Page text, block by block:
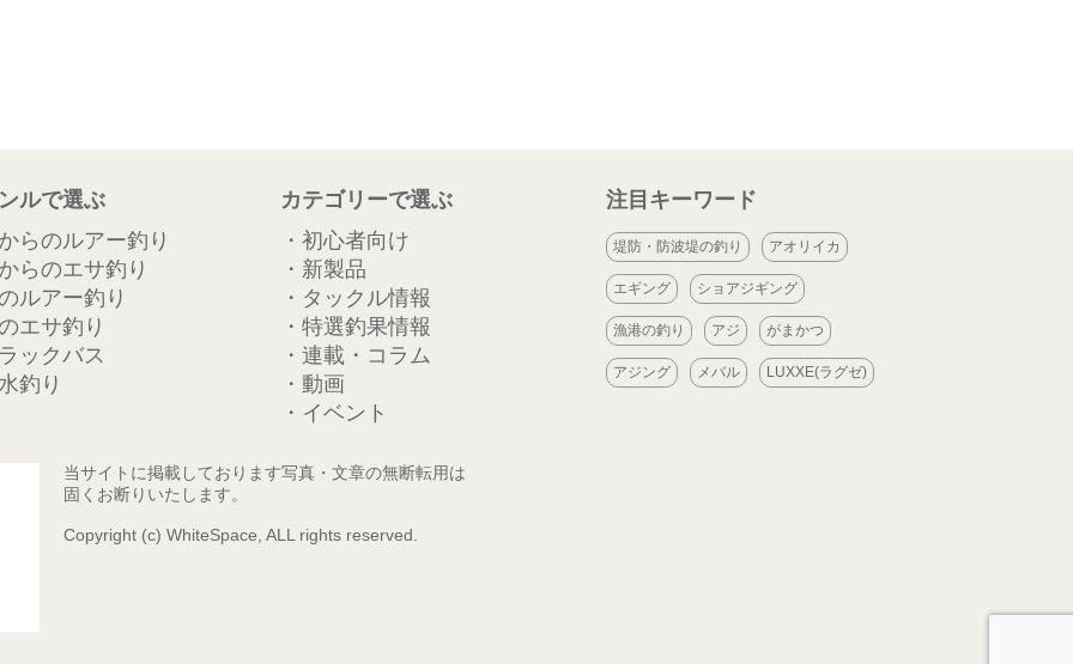
ルで選ぶ
らのルアー釣り
らのエサ釣り
ルアー釣り
エサ釣り
ックバス
釣り
カテゴリーで選ぶ
・初心者向け
・新製品
・タックル情報
・特選釣果情報
・連載・コラム
・動画
・イベント
注目キーワード
堤防・防波堤の釣り アオリイカ
エギング ショアジギング
漁港の釣り アジ がまかつ
アジング メバル LUXXE(ラグゼ)
当サイトに掲載しております写真・文章の無断転用は
固くお断りいたします。
Copyright (c) WhiteSpace, ALL rights reserved.